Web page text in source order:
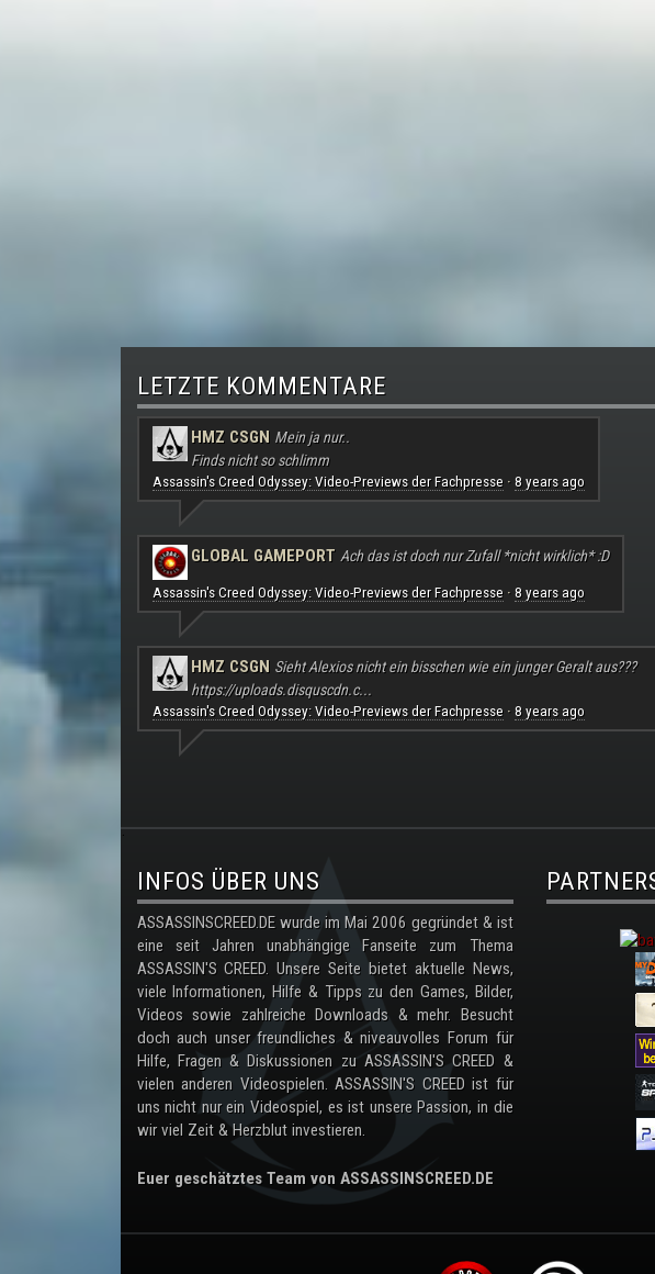
LETZTE KOMMENTARE
HMZ CSGN Mein ja nur..
Finds nicht so schlimm
Assassin's Creed Odyssey: Video-Previews der Fachpresse· 8 years ago
GLOBAL GAMEPORT Ach das ist doch nur Zufall *nicht wirklich* :D
Assassin's Creed Odyssey: Video-Previews der Fachpresse· 8 years ago
HMZ CSGN Sieht Alexios nicht ein bisschen wie ein junger Geralt aus???
https://uploads.disquscdn.c...
Assassin's Creed Odyssey: Video-Previews der Fachpresse· 8 years ago
.
INFOS ÜBER UNS
ASSASSINSCREED.DE wurde im Mai 2006 gegründet & ist
eine seit Jahren unabhängige Fanseite zum Thema
ASSASSIN'S CREED. Unsere Seite bietet aktuelle News,
viele Informationen, Hilfe & Tipps zu den Games, Bilder,
Videos sowie zahlreiche Downloads & mehr. Besucht
doch auch unser freundliches & niveauvolles Forum für
Hilfe, Fragen & Diskussionen zu ASSASSIN'S CREED &
vielen anderen Videospielen. ASSASSIN'S CREED ist für
uns nicht nur ein Videospiel, es ist unsere Passion, in die
wir viel Zeit & Herzblut investieren.
Euer geschätztes Team von ASSASSINSCREED.DE